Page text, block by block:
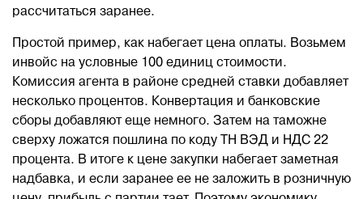
рассчитаться заранее.
Простой пример, как набегает цена оплаты. Возьмем
инвойс на условные 100 единиц стоимости.
Комиссия агента в районе средней ставки добавляет
несколько процентов. Конвертация и банковские
сборы добавляют еще немного. Затем на таможне
сверху ложатся пошлина по коду ТН ВЭД и НДС 22
процента. В итоге к цене закупки набегает заметная
надбавка, и если заранее ее не заложить в розничную